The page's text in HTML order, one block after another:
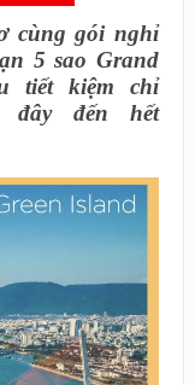
cùng gói nghỉ
5 sao Grand
tiết kiệm chỉ
đây đến hết